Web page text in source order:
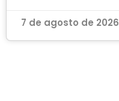
7 de agosto de 2026